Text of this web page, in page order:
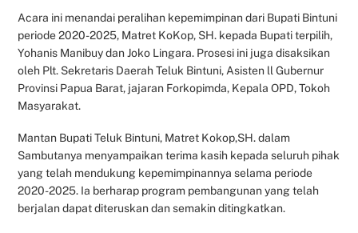
Acara ini menandai peralihan kepemimpinan dari Bupati Bintuni
periode 2020-2025, Matret KoKop, SH. kepada Bupati terpilih,
Yohanis Manibuy dan Joko Lingara. Prosesi ini juga disaksikan
oleh Plt. Sekretaris Daerah Teluk Bintuni, Asisten ll Gubernur
Provinsi Papua Barat, jajaran Forkopimda, Kepala OPD, Tokoh
Masyarakat.
Mantan Bupati Teluk Bintuni, Matret Kokop,SH. dalam
Sambutanya menyampaikan terima kasih kepada seluruh pihak
yang telah mendukung kepemimpinannya selama periode
2020-2025. Ia berharap program pembangunan yang telah
berjalan dapat diteruskan dan semakin ditingkatkan.